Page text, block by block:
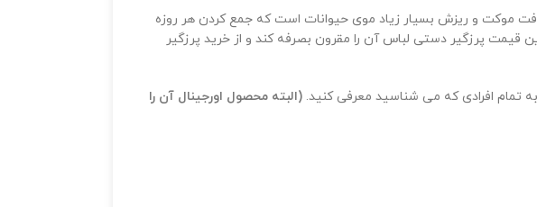
موکت و ریزش بسیار زیاد موی حیوانات است که جمع کردن هر روزه
پرزگیر دستی لباس آن را مقرون بصرفه کند و از خرید پرزگیر
تمام افرادی که می شناسید معرفی کنید. (البته محصول اورجینال آن را